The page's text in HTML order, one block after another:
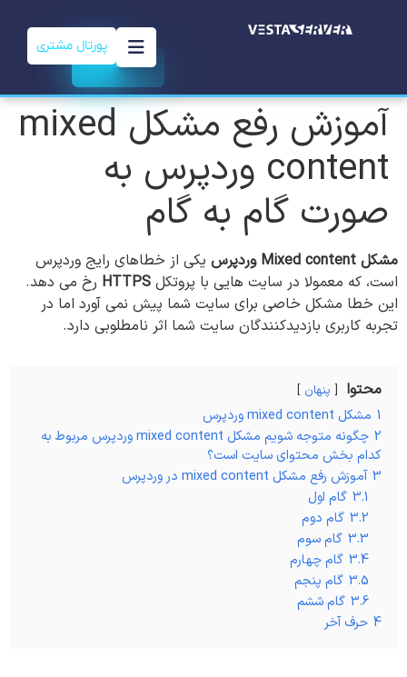
پورتال مشتری
آموزش رفع مشکل mixed
content وردپرس به
صورت گام به گام
مشکل Mixed content وردپرس یکی از خطاهای رایج وردپرس
است، که معمولا در سایت هایی با پروتکل HTTPS رخ می دهد.
این خطا مشکل خاصی برای سایت شما پیش نمی آورد اما در
تجربه کاربری بازدیدکنندگان سایت شما اثر نامطلوبی دارد.
محتوا پنهان
1 مشکل mixed content وردپرس
2
چگونه متوجه شویم مشکل mixed content وردپرس مربوط به
کدام بخش محتوای سایت است؟
3 آموزش رفع مشکل mixed content در وردپرس
3.1 گام اول
3.2 گام دوم
3.3 گام سوم
3.4 گام چهارم
3.5 گام پنجم
3.6 گام ششم
4 حرف آخر